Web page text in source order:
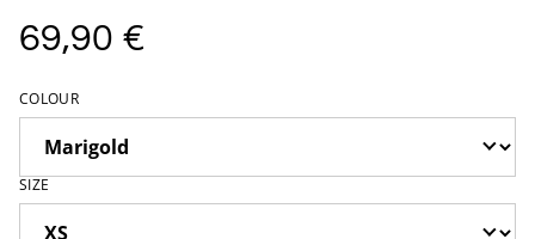
69,90 €
COLOUR
SIZE